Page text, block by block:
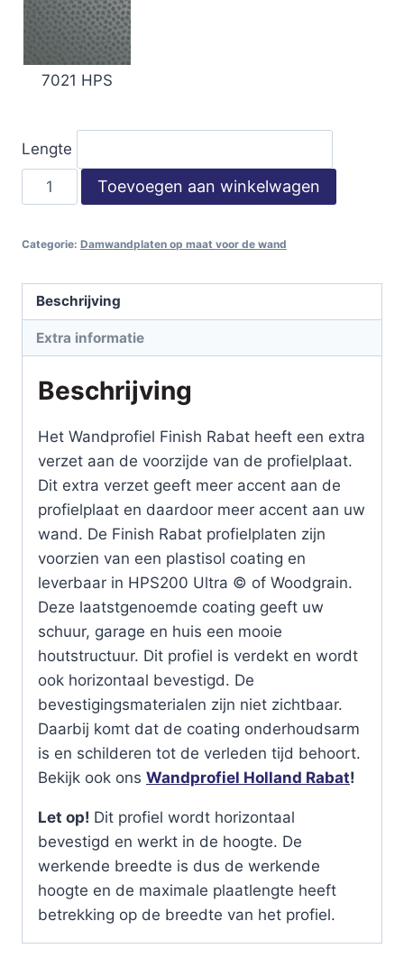
7021 HPS
Lengte
Wandprofiel
Finish
/
HPS200
-
0,50
aantal
Toevoegen aan winkelwagen
Categorie: Damwandplaten op maat voor de wand
Beschrijving
Extra informatie
Beschrijving
Het Wandprofiel Finish Rabat heeft een extra
verzet aan de voorzijde van de profielplaat.
Dit extra verzet geeft meer accent aan de
profielplaat en daardoor meer accent aan uw
wand. De Finish Rabat profielplaten zijn
voorzien van een plastisol coating en
leverbaar in HPS200 Ultra © of Woodgrain.
Deze laatstgenoemde coating geeft uw
schuur, garage en huis een mooie
houtstructuur. Dit profiel is verdekt en wordt
ook horizontaal bevestigd. De
bevestigingsmaterialen zijn niet zichtbaar.
Daarbij komt dat de coating onderhoudsarm
is en schilderen tot de verleden tijd behoort.
Bekijk ook ons Wandprofiel Holland Rabat!
Let op! Dit profiel wordt horizontaal
bevestigd en werkt in de hoogte. De
werkende breedte is dus de werkende
hoogte en de maximale plaatlengte heeft
betrekking op de breedte van het profiel.